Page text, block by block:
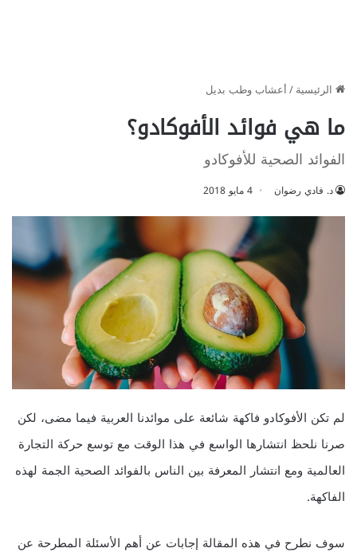
الرئيسية/أعشاب وطب بديل
ما هي فوائد الأفوكادو؟
الفوائد الصحية للأفوكادو
د. فادي رضوان 4 مايو 2018
لم تكن الأفوكادو فاكهة شائعة على موائدنا العربية فيما مضى، لكن
صرنا نلحظ انتشارها الواسع في هذا الوقت مع توسع حركة التجارة
العالمية ومع انتشار المعرفة بين الناس بالفوائد الصحية الجمة لهذه
الفاكهة.
سوف نطرح في هذه المقالة إجابات عن أهم الأسئلة المطرحة عن